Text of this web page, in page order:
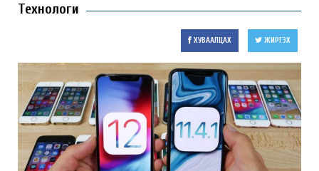
Технологи
ХУВААЛЦАХ ЖИРГЭХ